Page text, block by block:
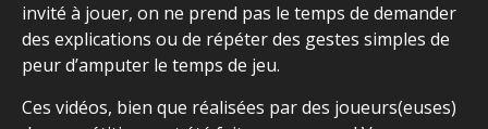
invité à jouer, on ne prend pas le temps de demander
des explications ou de répéter des gestes simples de
peur d’amputer le temps de jeu.
Ces vidéos, bien que réalisées par des joueurs(euses)